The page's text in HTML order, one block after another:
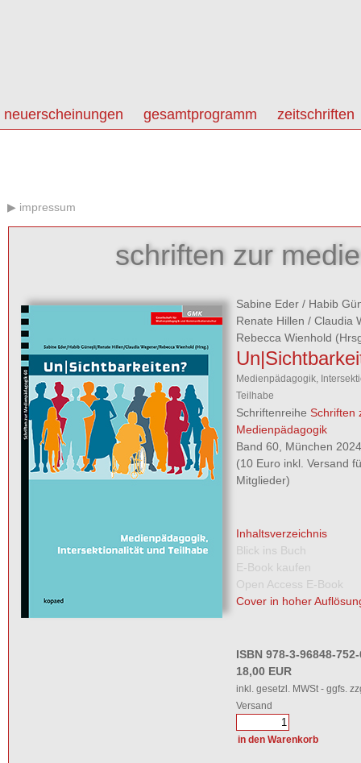
neuerscheinungen gesamtprogramm zeitschriften
impressum
schriften zur
Sabine Eder/ Habib
Renate Hillen / Claudia
Rebecca Wienhold
Medienpädagogik,
Teilhabe
Schriftenreihe Schriften
Medienpädagogik
Band 60, München
(10 Euro inkl. Versand
Mitglieder)
Inhaltsverzeichnis
Blick ins Buch
E-Book kaufen
Open Access E-Book
Cover in hoher
ISBN 978-3-96848-
18,00 EUR
inkl. gesetzl. MWSt - ggfs.
Versand